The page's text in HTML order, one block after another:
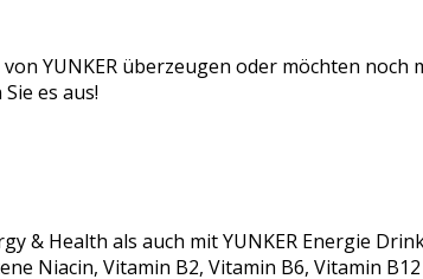
YUNKER überzeugen oder möchten
es aus!
& Health als auch mit YUNKER Energie
Niacin, Vitamin B2, Vitamin B6, Vitamin